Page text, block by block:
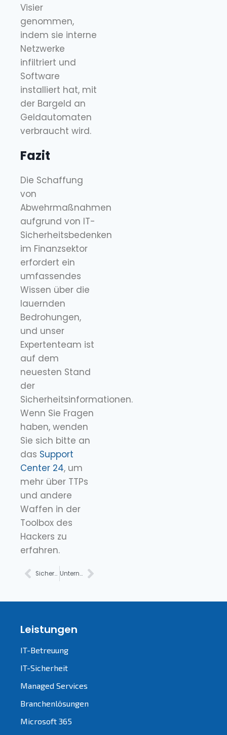
Visier
genommen,
indem sie interne
Netzwerke
infiltriert und
Software
installiert hat, mit
der Bargeld an
Geldautomaten
verbraucht wird.
Fazit
Die Schaffung
von
Abwehrmaßnahmen
aufgrund von IT-
Sicherheitsbedenken
im Finanzsektor
erfordert ein
umfassendes
Wissen über die
lauernden
Bedrohungen,
und unser
Expertenteam ist
auf dem
neuesten Stand
der
Sicherheitsinformationen.
Wenn Sie Fragen
haben, wenden
Sie sich bitte an
das Support
Center 24, um
mehr über TTPs
und andere
Waffen in der
Toolbox des
Hackers zu
erfahren.
Sicherheitskopfschmerzen vermeiden: 5 praktische Tipps Unternehmen Sicherheitstipps und -tricks: Was ist notwendig
Leistungen
IT-Betreuung
IT-Sicherheit
Managed Services
Branchenlösungen
Microsoft 365